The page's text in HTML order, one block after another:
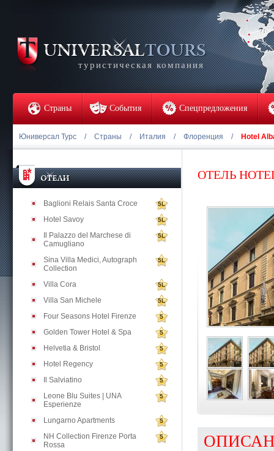
туристическая компания
Страны События Спецпредложения
Юниверсал Турс / Страны / Италия / Флоренция / Hotel
Baglioni Relais Santa Croce 5L
Hotel Savoy 5L
Il Palazzo del Marchese di
Camugliano
5L
Sina Villa Medici, Autograph
Collection
5L
Villa Cora 5L
Villa San Michele 5L
Four Seasons Hotel Firenze 5
Golden Tower Hotel & Spa 5
Helvetia & Bristol 5
Hotel Regency 5
Il Salviatino 5
Leone Blu Suites | UNA
Esperienze
5
Lungarno Apartments 5
NH Collection Firenze Porta
Rossa
5
ОТЕЛЬ